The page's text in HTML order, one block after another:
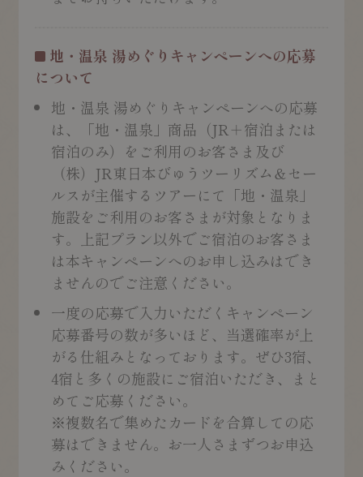
地・温泉 湯めぐりキャンペーンへの応募
について
地・温泉 湯めぐりキャンペーンへの応募
は、「地・温泉」商品（JR＋宿泊または
宿泊のみ）をご利用のお客さま及び
（株）JR東日本びゅうツーリズム＆セー
ルスが主催するツアーにて「地・温泉」
施設をご利用のお客さまが対象となりま
す。上記プラン以外でご宿泊のお客さま
は本キャンペーンへのお申し込みはでき
ませんのでご注意ください。
一度の応募で入力いただくキャンペーン
応募番号の数が多いほど、当選確率が上
がる仕組みとなっております。ぜひ3宿、
4宿と多くの施設にご宿泊いただき、まと
めてご応募ください。
※複数名で集めたカードを合算しての応
募はできません。お一人さまずつお申込
みください。